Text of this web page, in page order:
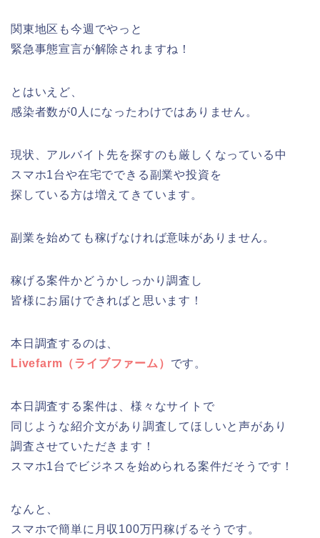
関東地区も今週でやっと
緊急事態宣言が解除されますね！
とはいえど、
感染者数が0人になったわけではありません。
現状、アルバイト先を探すのも厳しくなっている中
スマホ1台や在宅でできる副業や投資を
探している方は増えてきています。
副業を始めても稼げなければ意味がありません。
稼げる案件かどうかしっかり調査し
皆様にお届けできればと思います！
本日調査するのは、
Livefarm（ライブファーム） です。
本日調査する案件は、様々なサイトで
同じような紹介文があり調査してほしいと声があり
調査させていただきます！
スマホ1台でビジネスを始められる案件だそうです！
なんと、
スマホで簡単に月収100万円稼げるそうです。